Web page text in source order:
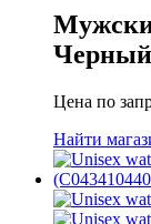
Черный
Цена по
Найти